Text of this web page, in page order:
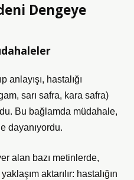
Dengeye
anlayışı, hastalığı
sarı safra, kara safra)
Bu bağlamda müdahale,
dayanıyordu.
alan bazı metinlerde,
aktarılır: hastalığın